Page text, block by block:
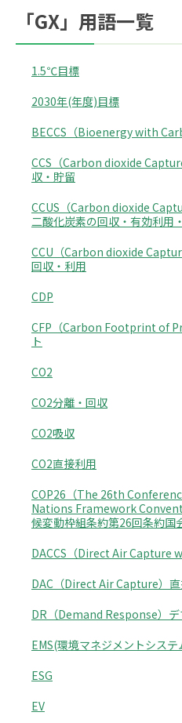
「GX」用語一覧
1.5℃目標
2030年(年度)目標
BECCS（Bioenergy with
CCS（Carbon dioxide
収・貯留
CCUS（Carbon dioxide
二酸化炭素の回収・有効利用
CCU（Carbon dioxide
回収・利用
CDP
CFP（Carbon Footprint of
ト
CO2
CO2分離・回収
CO2吸収
CO2直接利用
COP26（The 26th
Nations Framework
候変動枠組条約第26回条約国
DACCS（Direct Air Capture
DAC（Direct Air Capture）
DR（Demand Response）
EMS(環境マネジメントシステ
ESG
EV